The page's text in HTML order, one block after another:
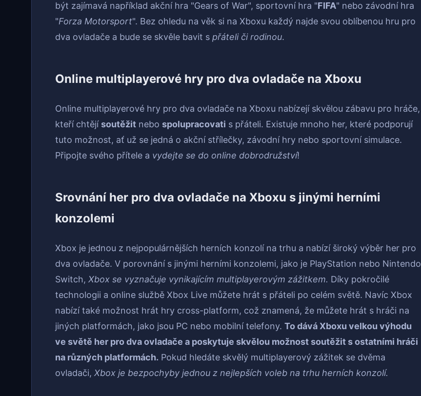
být zajímavá například akční hra "Gears of War", sportovní hra "FIFA" nebo závodní hra
"Forza Motorsport". Bez ohledu na věk si na Xboxu každý najde svou oblíbenou hru pro
dva ovladače a bude se skvěle bavit s přáteli či rodinou.
Online multiplayerové hry pro dva ovladače na Xboxu
Online multiplayerové hry pro dva ovladače na Xboxu nabízejí skvělou zábavu pro hráče,
kteří chtějísoutěžit nebo spolupracovati s přáteli. Existuje mnoho her, které podporují
tuto možnost, ať už se jedná o akční střílečky, závodní hry nebo sportovní simulace.
Připojte svého přítele a vydejte se do online dobrodružství!
Srovnání her pro dva ovladače na Xboxu s jinými herními
konzolemi
Xbox je jednou z nejpopulárnějších herních konzolí na trhu a nabízí široký výběr her pro
dva ovladače. V porovnání s jinými herními konzolemi, jako je PlayStation nebo Nintendo
Switch, Xbox se vyznačuje vynikajícím multiplayerovým zážitkem. Díky pokročilé
technologii a online službě Xbox Live můžete hrát s přáteli po celém světě. Navíc Xbox
nabízí také možnost hrát hry cross-platform, což znamená, že můžete hrát s hráči na
jiných platformách, jako jsou PC nebo mobilní telefony. To dává Xboxu velkou výhodu
ve světě her pro dva ovladače a poskytuje skvělou možnost soutěžit s ostatními hráči
na různých platformách. Pokud hledáte skvělý multiplayerový zážitek se dvěma
ovladači, Xbox je bezpochyby jednou z nejlepších voleb na trhu herních konzolí.